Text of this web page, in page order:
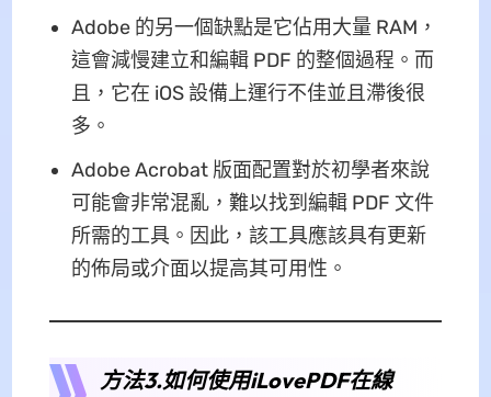
Adobe 的另一個缺點是它佔用大量 RAM，
這會減慢建立和編輯 PDF 的整個過程。而
且，它在 iOS 設備上運行不佳並且滯後很
多。
Adobe Acrobat 版面配置對於初學者來說
可能會非常混亂，難以找到編輯 PDF 文件
所需的工具。因此，該工具應該具有更新
的佈局或介面以提高其可用性。
方法3.如何使用iLovePDF在線